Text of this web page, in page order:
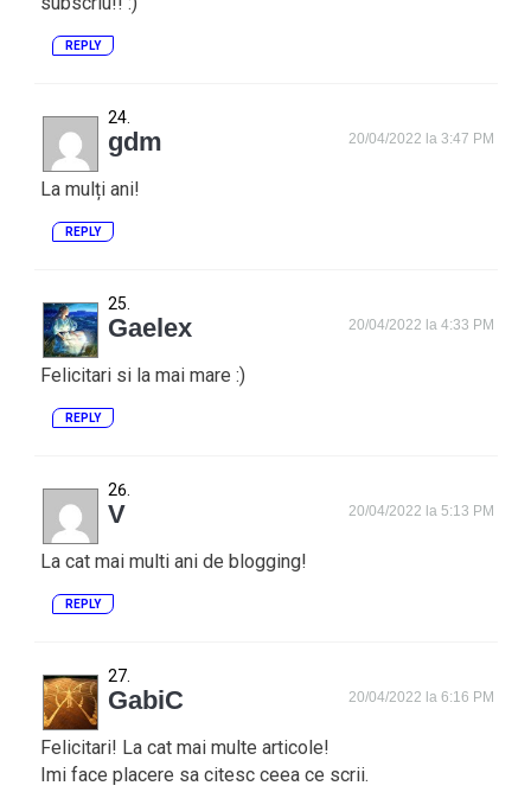
REPLY
gdm 20/04/2022 la 3:47 PM
La mulți ani!
REPLY
Gaelex 20/04/2022 la 4:33 PM
Felicitari si la mai mare :)
REPLY
V 20/04/2022 la 5:13 PM
La cat mai multi ani de blogging!
REPLY
GabiC 20/04/2022 la 6:16 PM
Felicitari! La cat mai multe articole!
Imi face placere sa citesc ceea ce scrii.